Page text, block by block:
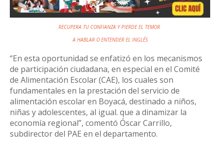
RECUPERA TU CONFIANZA Y PIERDE EL TEMOR
A HABLAR O ENTENDER EL INGLÉS
“En esta oportunidad se enfatizó en los mecanismos
de participación ciudadana, en especial en el Comité
de Alimentación Escolar (CAE), los cuales son
fundamentales en la prestación del servicio de
alimentación escolar en Boyacá, destinado a niños,
niñas y adolescentes, al igual. que a dinamizar la
economía regional”, comentó Óscar Carrillo,
subdirector del PAE en el departamento.